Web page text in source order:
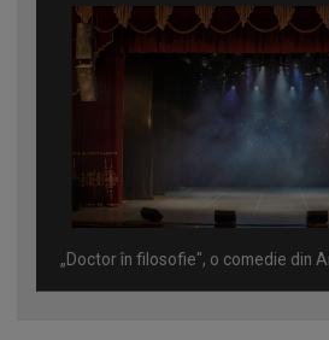
„Doctor în filosofie", o comedie din